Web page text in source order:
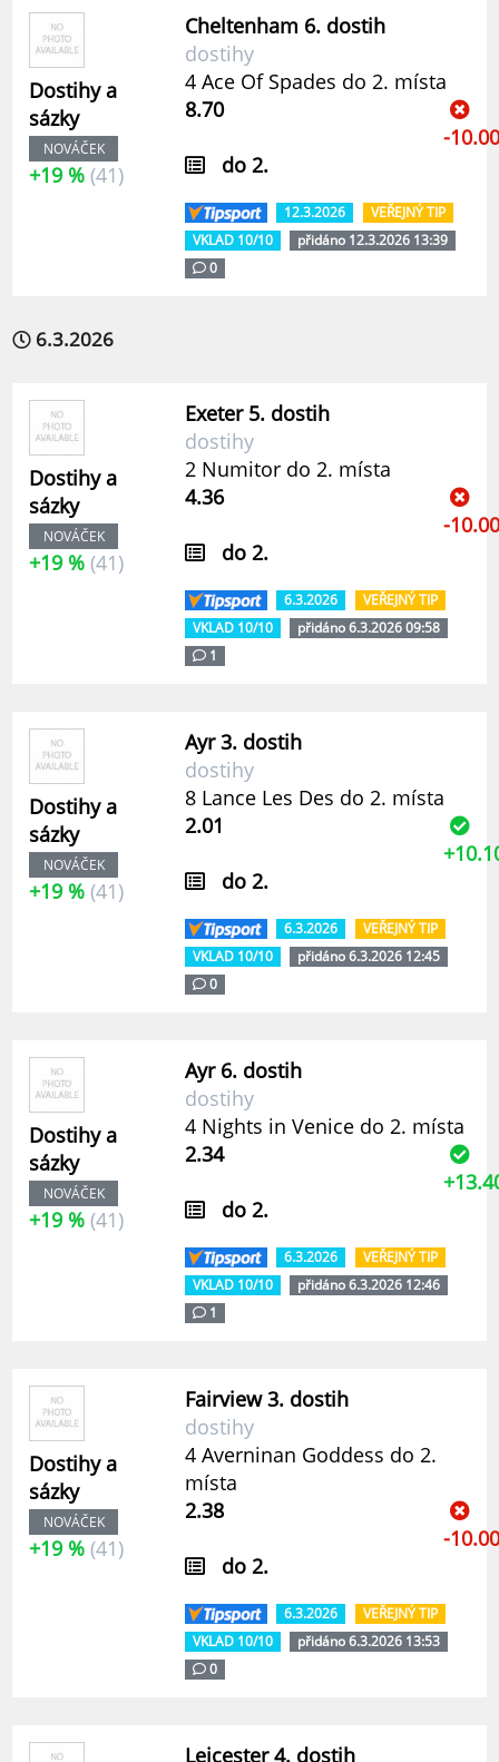
Dostihy a
sázky
NOVÁČEK
+19 % (41)
Cheltenham 6. dostih
dostihy
4 Ace Of Spades do 2. místa
8.70
do 2.
-10.00
12.3.2026
VEŘEJNÝ TIP
VKLAD 10/10
přidáno 12.3.2026 13:39
0
6.3.2026
Dostihy a
sázky
NOVÁČEK
+19 % (41)
Exeter 5. dostih
dostihy
2 Numitor do 2. místa
4.36
do 2.
-10.00
6.3.2026
VEŘEJNÝ TIP
VKLAD 10/10
přidáno 6.3.2026 09:58
1
Dostihy a
sázky
NOVÁČEK
+19 % (41)
Ayr 3. dostih
dostihy
8 Lance Les Des do 2. místa
2.01
do 2.
6.3.2026
VEŘEJNÝ TIP
VKLAD 10/10
přidáno 6.3.2026 12:45
0
Dostihy a
sázky
NOVÁČEK
+19 % (41)
Ayr 6. dostih
dostihy
4 Nights in Venice do 2. místa
2.34
do 2.
6.3.2026
VEŘEJNÝ TIP
VKLAD 10/10
přidáno 6.3.2026 12:46
1
Dostihy a
sázky
NOVÁČEK
+19 % (41)
Fairview 3. dostih
dostihy
4 Averninan Goddess do 2.
místa
2.38
do 2.
-10.00
6.3.2026
VEŘEJNÝ TIP
VKLAD 10/10
přidáno 6.3.2026 13:53
0
Leicester 4. dostih